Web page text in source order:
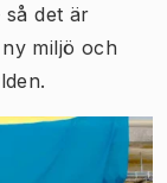
det är
miljö och